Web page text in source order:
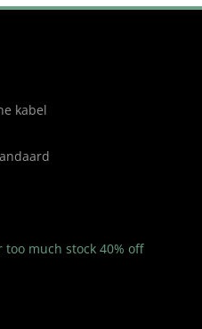
kabel
much stock 40% off